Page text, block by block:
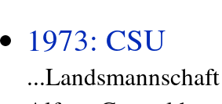
1973: CSU